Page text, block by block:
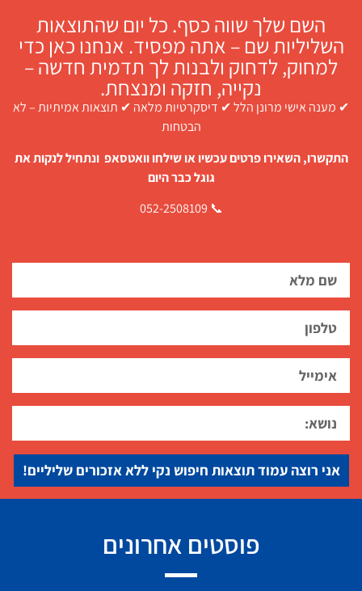
השם שלך שווה כסף. כל יום שהתוצאות
השליליות שם – אתה מפסיד. אנחנו כאן כדי
למחוק, לדחוק ולבנות לך תדמית חדשה –
נקייה, חזקה ומנצחת.
✔ מענה אישי מרונן הלל ✔ דיסקרטיות מלאה ✔ תוצאות אמיתיות – לא
הבטחות
התקשרו, השאירו פרטים עכשיו או שילחו וואטסאפ ונתחיל לנקות את
גוגל כבר היום
📞 052-2508109
אני רוצה עמוד תוצאות חיפוש נקי ללא אזכורים שליליים!
פוסטים אחרונים